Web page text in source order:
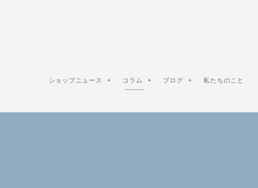
ショップニュース コラム ブログ 私たちのこと